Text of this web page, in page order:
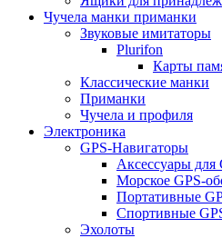
Чучела манки приманки
Звуковые имитаторы
Plurifon
Карты
Классические манки
Приманки
Чучела и профиля
Электроника
GPS-Навигаторы
Аксессуары для
Морское GPS-
Портативные
Спортивные
Эхолоты